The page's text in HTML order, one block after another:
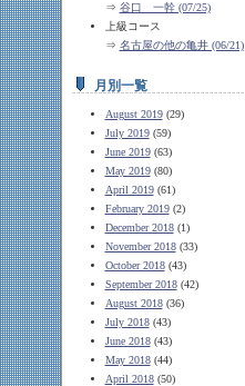
⇒ 谷口 一幹 (07/25)
上級コース
⇒ 名古屋の他の亀井 (06/21)
月別一覧
August 2019(29)
July 2019(59)
June 2019(63)
May 2019(80)
April 2019(61)
February 2019(2)
December 2018(1)
November 2018(33)
October 2018(43)
September 2018(42)
August 2018(36)
July 2018(43)
June 2018(43)
May 2018(44)
April 2018(50)